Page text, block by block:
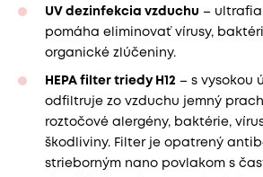
UV dezinfekcia vzduchu –
pomáha eliminovať vírusy,
organické zlúčeniny.
HEPA filter triedy H12 – s vysokou
odfiltruje zo vzduchu jemný
roztočové alergény, baktérie,
škodliviny. Filter je opatrený
strieborným nano povlakom s